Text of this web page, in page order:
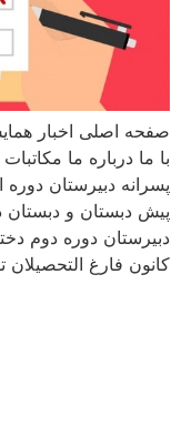
صفحه اصلی اخبار
با ما درباره ما
پسرانه دبیرستان
پیش دبستان و دبستان
دبیرستان دوره دوم
کانون فارغ